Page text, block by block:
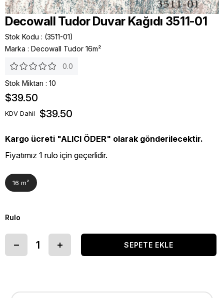
Decowall Tudor Duvar Kağıdı 3511-01
Stok Kodu
(3511-01)
Marka : Decowall Tudor 16m²
0.0
Stok Miktarı : 10
$39.50
KDV Dahil $39.50
Kargo ücreti "ALICI ÖDER" olarak gönderilecektir.
Fiyatımız 1 rulo için geçerlidir.
16 m²
Rulo